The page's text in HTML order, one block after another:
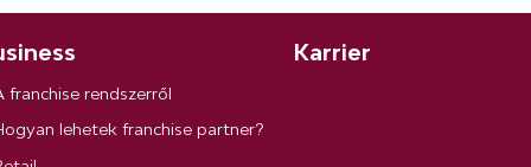
franchise rendszerről
lehetek franchise partner?
Karrier